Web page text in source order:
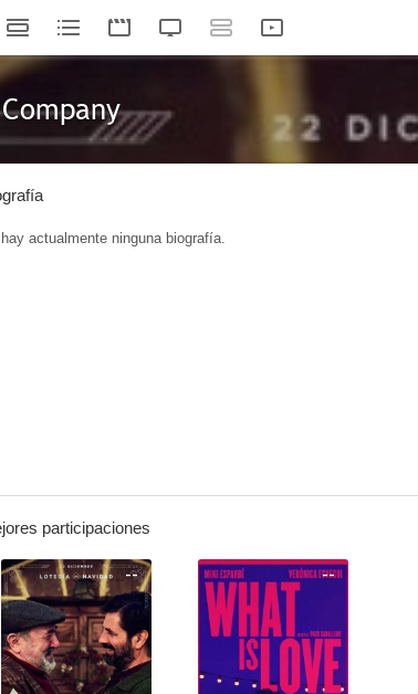
hay actualmente ninguna biografía.
participaciones
-- --